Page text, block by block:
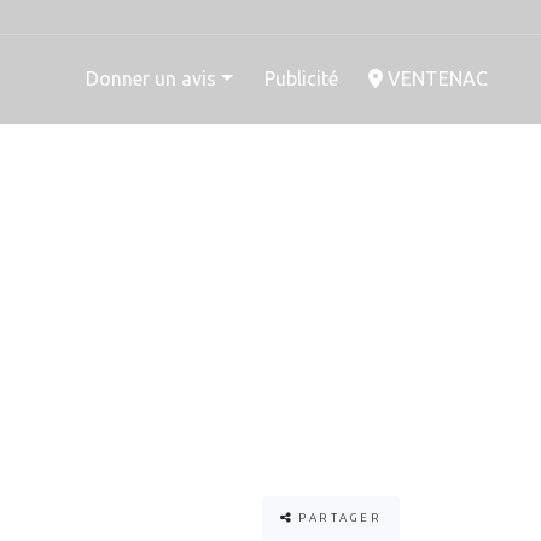
Donner un avis Publicité VENTENAC
PARTAGER